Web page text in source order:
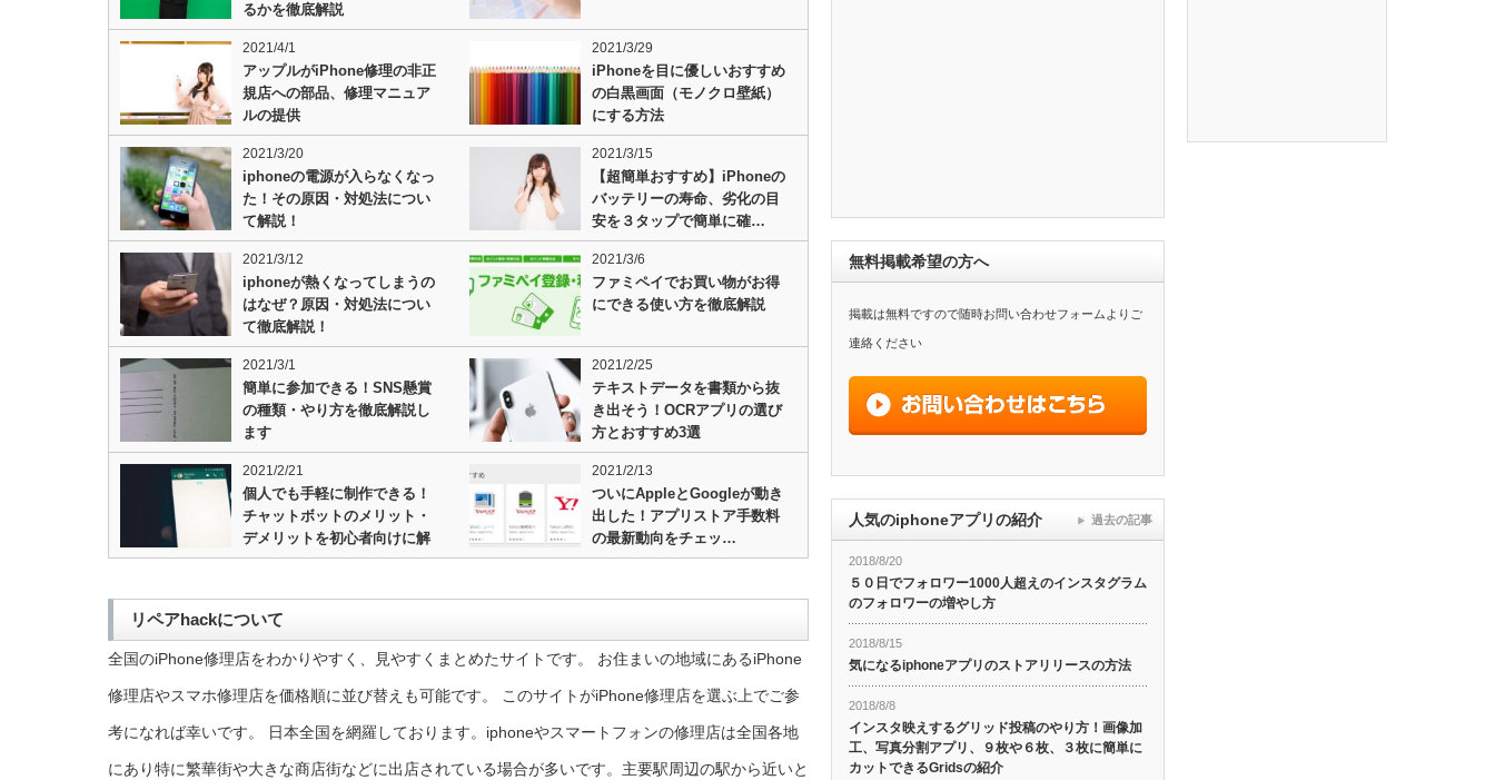
るかを徹底解説
2021/4/1
アップルがiPhone修理の非正
規店への部品、修理マニュア
ルの提供
2021/3/29
iPhoneを目に優しいおすすめ
の白黒画面（モノクロ壁紙）
にする方法
2021/3/20
iphoneの電源が入らなくなっ
た！その原因・対処法につい
て解説！
2021/3/15
【超簡単おすすめ】iPhoneの
バッテリーの寿命、劣化の目
安を３タップで簡単に確…
2021/3/12
iphoneが熱くなってしまうの
はなぜ？原因・対処法につい
て徹底解説！
2021/3/6
ファミペイでお買い物がお得
にできる使い方を徹底解説
2021/3/1
簡単に参加できる！SNS懸賞
の種類・やり方を徹底解説し
ます
2021/2/25
テキストデータを書類から抜
き出そう！OCRアプリの選び
方とおすすめ3選
2021/2/21
個人でも手軽に制作できる！
チャットボットのメリット・
デメリットを初心者向けに解
説…
2021/2/13
ついにAppleとGoogleが動き
出した！アプリストア手数料
の最新動向をチェッ…
リペアhackについて
全国のiPhone修理店をわかりやすく、見やすくまとめたサイトです。 お住まいの地域にあるiPhone
修理店やスマホ修理店を価格順に並び替えも可能です。 このサイトがiPhone修理店を選ぶ上でご参
考になれば幸いです。 日本全国を網羅しております。iphoneやスマートフォンの修理店は全国各地
にあり特に繁華街や大きな商店街などに出店されている場合が多いです。主要駅周辺の駅から近いと
無料掲載希望の方へ
掲載は無料ですので随時お問い合わせフォームよりご
連絡ください
人気のiphoneアプリの紹介
2018/8/20
５０日でフォロワー1000人超えのインスタグラム
のフォロワーの増やし方
2018/8/15
気になるiphoneアプリのストアリリースの方法
2018/8/8
インスタ映えするグリッド投稿のやり方！画像加
工、写真分割アプリ、９枚や６枚、３枚に簡単に
カットできるGridsの紹介
過去の記事